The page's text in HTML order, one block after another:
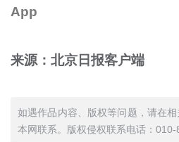
App
来源：北京日报客户端
如遇作品内容、版权等问题，请在
本网联系。版权侵权联系电话：